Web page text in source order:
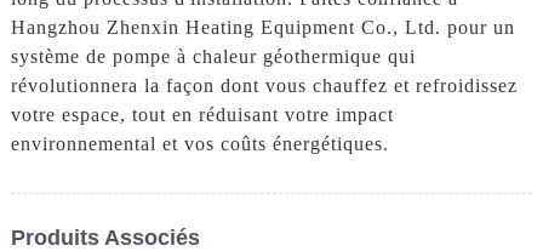
Hangzhou Zhenxin Heating Equipment Co., Ltd. pour un
système de pompe à chaleur géothermique qui
révolutionnera la façon dont vous chauffez et refroidissez
votre espace, tout en réduisant votre impact
environnemental et vos coûts énergétiques.
Produits Associés